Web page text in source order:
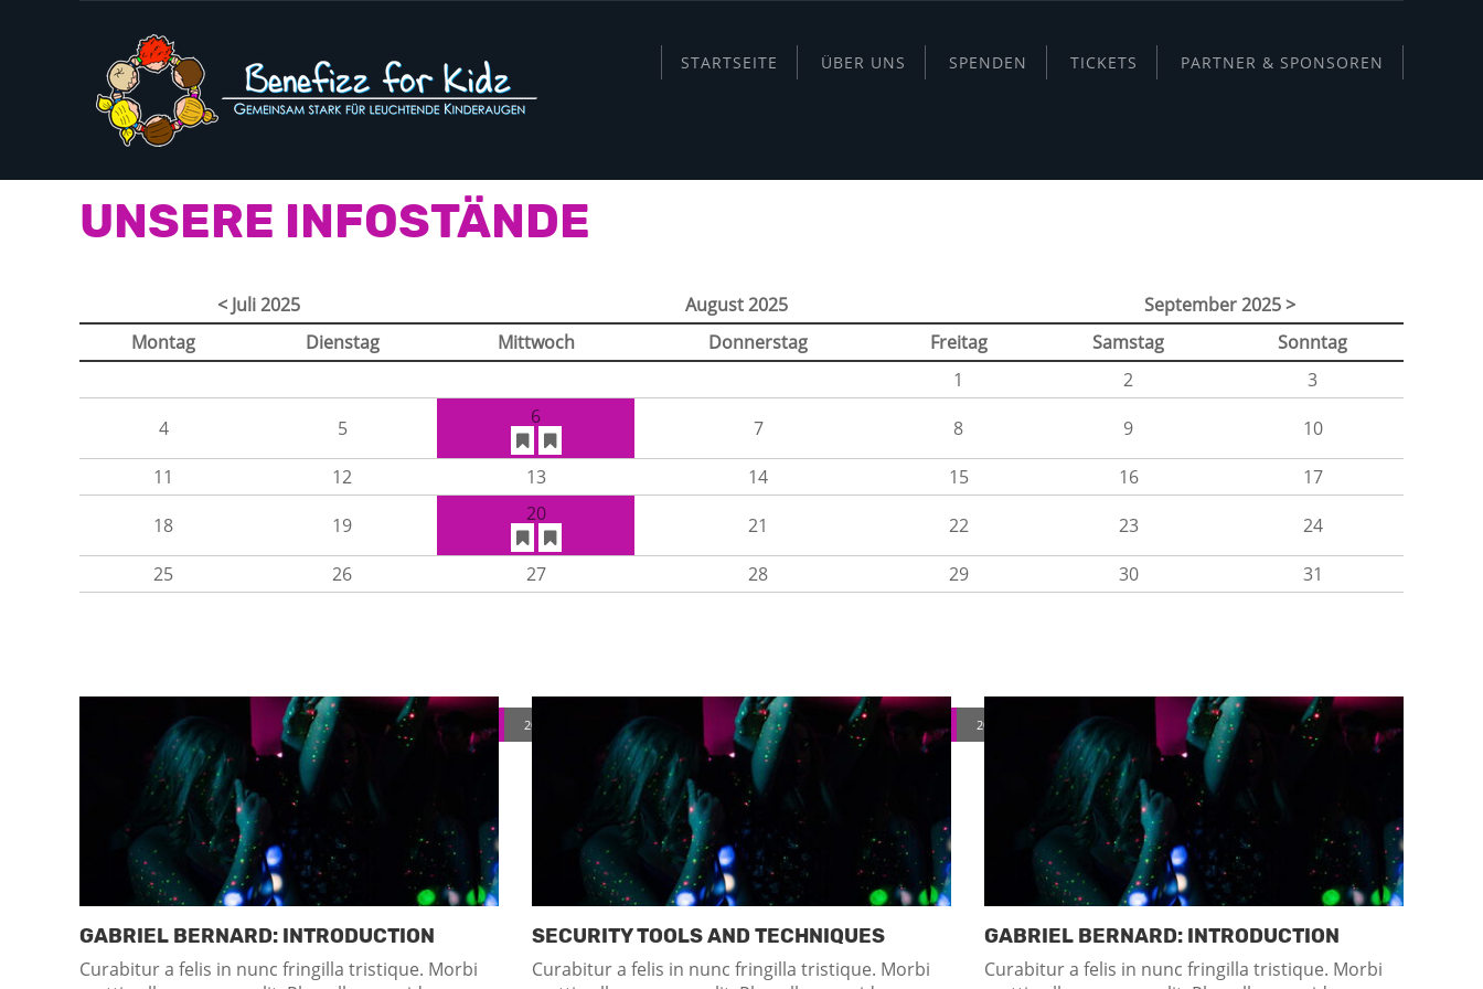
STARTSEITE ÜBER UNS SPENDEN TICKETS PARTNER & SPONSOREN
UNSERE INFOSTÄNDE
< Juli 2025 August 2025
September 2025 >
Montag
Dienstag Mittwoch Donnerstag Freitag Samstag
Sonntag
1
2
3
4
5 6 7 8 9
10
11
12 13 14 15 16
17
18
19 20 21 22 23
24
25
26 27 28 29 30 31
2017-11-08 (Mittwoch)
GABRIEL BERNARD: INTRODUCTION
Curabitur a felis in nunc fringilla tristique. Morbi
2017-11-20 (Montag)
SECURITY TOOLS AND TECHNIQUES
Curabitur a felis in nunc fringilla tristique. Morbi
GABRIEL BERNARD: INTRODUCTION
Curabitur a felis in nunc fringilla tristique. Morbi